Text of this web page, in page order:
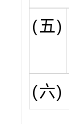
(五)
(六)